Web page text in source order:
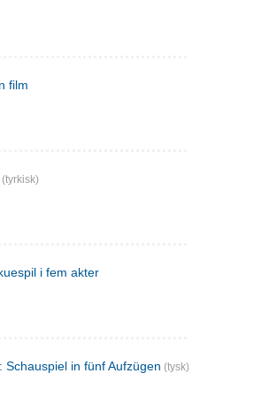
film
(tyrkisk)
i fem akter
Schauspiel in fünf Aufzügen (tysk)